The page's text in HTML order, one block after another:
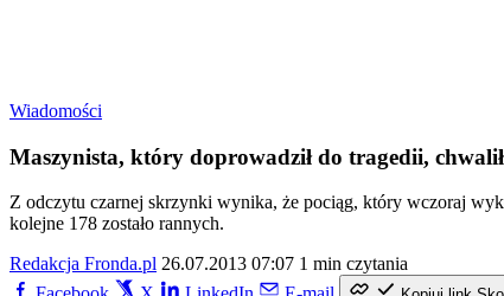
Wiadomości
Maszynista, który doprowadził do tragedii,
Z odczytu czarnej skrzynki wynika, że pociąg, który wczoraj
kolejne 178 zostało rannych.
Redakcja Fronda.pl 26.07.2013 07:07 1 min czytania